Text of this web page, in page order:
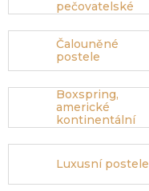
pečovatelské
postele
Čalouněné
postele
Boxspring,
americké
kontinentální
postele
Luxusní postele